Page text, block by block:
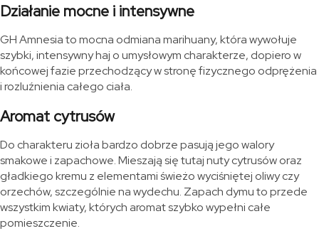
Działanie mocne i intensywne
GH Amnesia to mocna odmiana marihuany, która wywołuje
szybki, intensywny haj o umysłowym charakterze, dopiero w
końcowej fazie przechodzący w stronę fizycznego odprężenia
i rozluźnienia całego ciała.
Aromat cytrusów
Do charakteru zioła bardzo dobrze pasują jego walory
smakowe i zapachowe. Mieszają się tutaj nuty cytrusów oraz
gładkiego kremu z elementami świeżo wyciśniętej oliwy czy
orzechów, szczególnie na wydechu. Zapach dymu to przede
wszystkim kwiaty, których aromat szybko wypełni całe
pomieszczenie.